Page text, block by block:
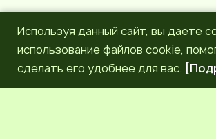
Используя данный сайт, вы даете
использование файлов cookie,
сделать его удобнее для вас.